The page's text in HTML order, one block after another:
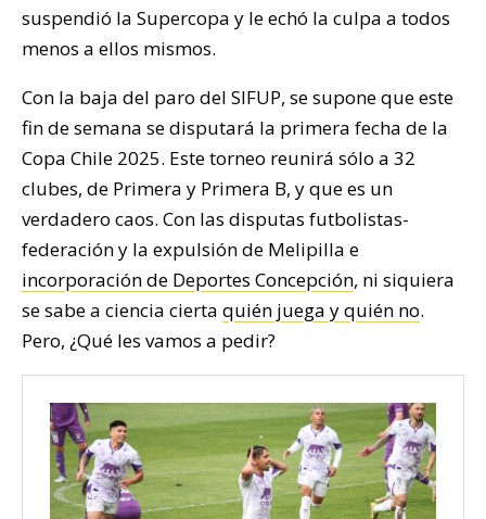
suspendió la Supercopa y le echó la culpa a todos
menos a ellos mismos.
Con la baja del paro del SIFUP, se supone que este
fin de semana se disputará la primera fecha de la
Copa Chile 2025. Este torneo reunirá sólo a 32
clubes, de Primera y Primera B, y que es un
verdadero caos. Con las disputas futbolistas-
federación y la expulsión de Melipilla e
incorporación de Deportes Concepción, ni siquiera
se sabe a ciencia cierta quién juega y quién no.
Pero, ¿Qué les vamos a pedir?